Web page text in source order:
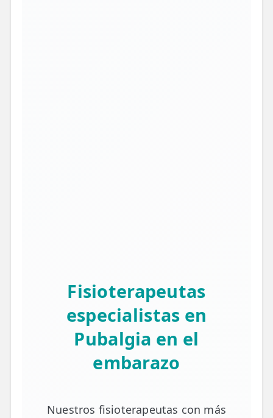
Fisioterapeutas
especialistas en
Pubalgia en el
embarazo
Nuestros fisioterapeutas con más